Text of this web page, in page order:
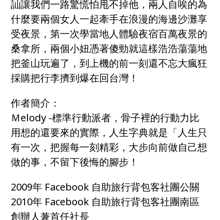
訕讓我們一路驚慌怕甩不掉他，兩人自唉的為
什麼要兩個女人一起牽手在浪漫的海邊沙灘享
受夜景，第一次學當地人體驗夜宿百萬夜景的
桑拿所，兩個小妞憑著傻勁就這樣浩浩蕩蕩地
把釜山玩遍了，到上機的前一刻還不忘大瘋狂
採購把行李擠到爆在回台灣！
作者簡介：
Ｍelody -標準行動派者，骨子裡的行動力比
用想的還要來的實際，人生字典就是「人生只
有一次，把握每一刻精彩，大步向前做自己想
做的事，不留下後悔的腳步！
2009年 Facebook 自助旅行背包客社團公關
2010年 Facebook 自助旅行背包客社團南區
創辦人兼首任社長